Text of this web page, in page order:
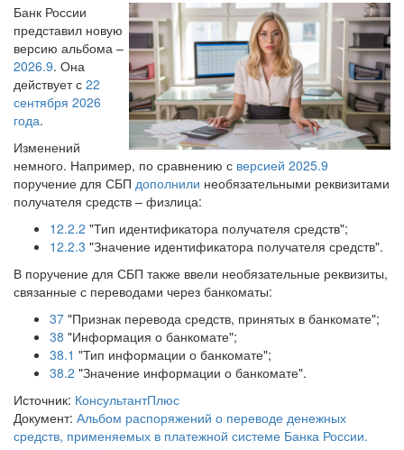
Банк России
представил новую
версию альбома –
2026.9. Она
действует с 22
сентября 2026
года.
Изменений
немного. Например, по сравнению с версией 2025.9
поручение для СБП дополнили необязательными реквизитами
получателя средств – физлица:
12.2.2 "Тип идентификатора получателя средств";
12.2.3 "Значение идентификатора получателя средств".
В поручение для СБП также ввели необязательные реквизиты,
связанные с переводами через банкоматы:
37 "Признак перевода средств, принятых в банкомате";
38 "Информация о банкомате";
38.1 "Тип информации о банкомате";
38.2 "Значение информации о банкомате".
Источник: КонсультантПлюс
Документ: Альбом распоряжений о переводе денежных
средств, применяемых в платежной системе Банка России.